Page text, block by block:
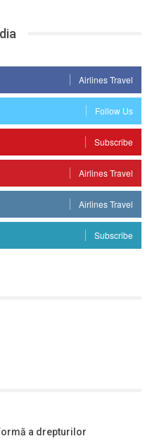
Airlines Travel
Follow Us
Subscribe
Airlines Travel
Airlines Travel
Subscribe
a drepturilor